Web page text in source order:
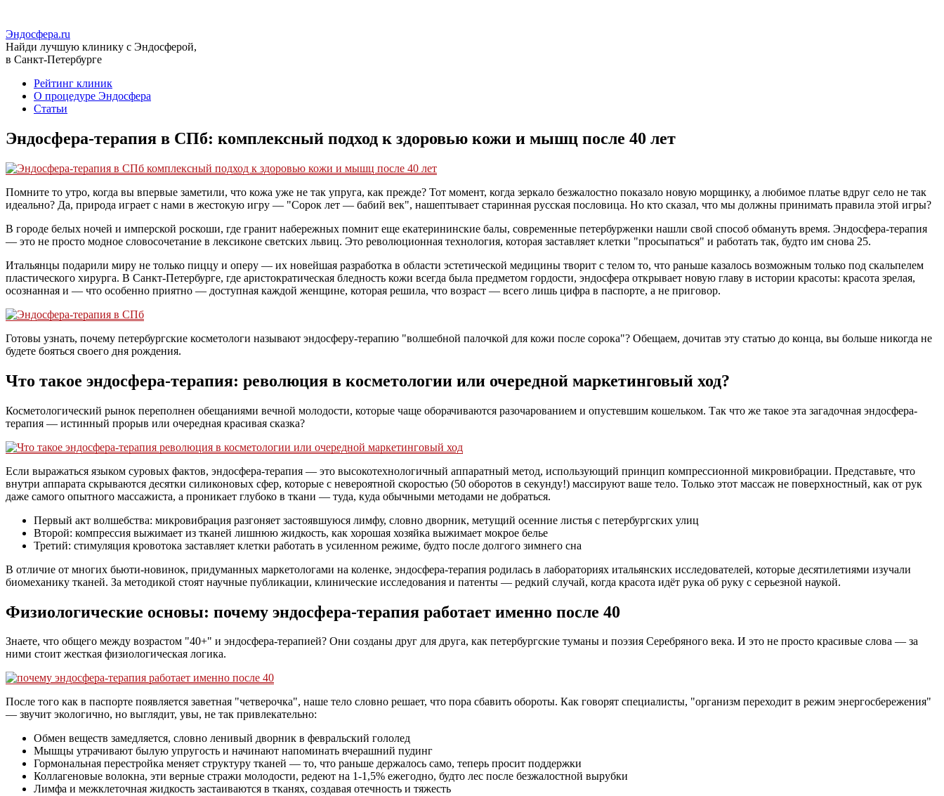
Эндосфера.ru
Найди лучшую клинику с Эндосферой,
в Санкт-Петербурге
Рейтинг клиник
О процедуре Эндосфера
Статьи
Эндосфера-терапия в СПб: комплексный подход к здоровью кожи и мышц после 40 лет
Помните то утро, когда вы впервые заметили, что кожа уже не так упруга, как прежде? Тот момент, когда зеркало безжалостно показало новую морщинку, а любимое платье вдруг село не так
идеально? Да, природа играет с нами в жестокую игру — "Сорок лет — бабий век", нашептывает старинная русская пословица. Но кто сказал, что мы должны принимать правила этой игры?
В городе белых ночей и имперской роскоши, где гранит набережных помнит еще екатерининские балы, современные петербурженки нашли свой способ обмануть время. Эндосфера-терапия
— это не просто модное словосочетание в лексиконе светских львиц. Это революционная технология, которая заставляет клетки "просыпаться" и работать так, будто им снова 25.
Итальянцы подарили миру не только пиццу и оперу — их новейшая разработка в области эстетической медицины творит с телом то, что раньше казалось возможным только под скальпелем
пластического хирурга. В Санкт-Петербурге, где аристократическая бледность кожи всегда была предметом гордости, эндосфера открывает новую главу в истории красоты: красота зрелая,
осознанная и — что особенно приятно — доступная каждой женщине, которая решила, что возраст — всего лишь цифра в паспорте, а не приговор.
Готовы узнать, почему петербургские косметологи называют эндосферу-терапию "волшебной палочкой для кожи после сорока"? Обещаем, дочитав эту статью до конца, вы больше никогда не
будете бояться своего дня рождения.
Что такое эндосфера-терапия: революция в косметологии или очередной маркетинговый ход?
Косметологический рынок переполнен обещаниями вечной молодости, которые чаще оборачиваются разочарованием и опустевшим кошельком. Так что же такое эта загадочная эндосфера-
терапия — истинный прорыв или очередная красивая сказка?
Если выражаться языком суровых фактов, эндосфера-терапия — это высокотехнологичный аппаратный метод, использующий принцип компрессионной микровибрации. Представьте, что
внутри аппарата скрываются десятки силиконовых сфер, которые с невероятной скоростью (50 оборотов в секунду!) массируют ваше тело. Только этот массаж не поверхностный, как от рук
даже самого опытного массажиста, а проникает глубоко в ткани — туда, куда обычными методами не добраться.
Первый акт волшебства: микровибрация разгоняет застоявшуюся лимфу, словно дворник, метущий осенние листья с петербургских улиц
Второй: компрессия выжимает из тканей лишнюю жидкость, как хорошая хозяйка выжимает мокрое белье
Третий: стимуляция кровотока заставляет клетки работать в усиленном режиме, будто после долгого зимнего сна
В отличие от многих бьюти-новинок, придуманных маркетологами на коленке, эндосфера-терапия родилась в лабораториях итальянских исследователей, которые десятилетиями изучали
биомеханику тканей. За методикой стоят научные публикации, клинические исследования и патенты — редкий случай, когда красота идёт рука об руку с серьезной наукой.
Физиологические основы: почему эндосфера-терапия работает именно после 40
Знаете, что общего между возрастом "40+" и эндосфера-терапией? Они созданы друг для друга, как петербургские туманы и поэзия Серебряного века. И это не просто красивые слова — за
ними стоит жесткая физиологическая логика.
После того как в паспорте появляется заветная "четверочка", наше тело словно решает, что пора сбавить обороты. Как говорят специалисты, "организм переходит в режим энергосбережения"
— звучит экологично, но выглядит, увы, не так привлекательно:
Обмен веществ замедляется, словно ленивый дворник в февральский гололед
Мышцы утрачивают былую упругость и начинают напоминать вчерашний пудинг
Гормональная перестройка меняет структуру тканей — то, что раньше держалось само, теперь просит поддержки
Коллагеновые волокна, эти верные стражи молодости, редеют на 1-1,5% ежегодно, будто лес после безжалостной вырубки
Лимфа и межклеточная жидкость застаиваются в тканях, создавая отечность и тяжесть